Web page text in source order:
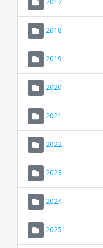
2018
2019
2020
2021
2022
2023
2024
2025